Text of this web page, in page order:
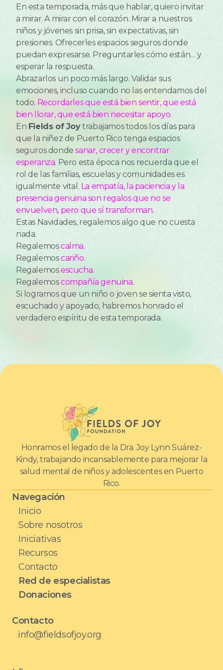
En esta temporada, más que hablar, quiero invitar
a mirar. A mirar con el corazón. Mirar a nuestros
niños y jóvenes sin prisa, sin expectativas, sin
presiones. Ofrecerles espacios seguros donde
puedan expresarse. Preguntarles cómo están… y
esperar la respuesta.
Abrazarlos un poco más largo. Validar sus
emociones, incluso cuando no las entendamos del
todo. Recordarles que está bien sentir, que está
bien llorar, que está bien necesitar apoyo.
En Fields of Joytrabajamos todos los días para
que la niñez de Puerto Rico tenga espacios
seguros dondesanar, crecer y encontrar
esperanza. Pero esta época nos recuerda que el
rol de las familias, escuelas y comunidades es
igualmente vital.La empatía, la paciencia y la
presencia genuina son regalos que no se
envuelven, pero que sí transforman.
Estas Navidades, regalemos algo que no cuesta
nada.
Regalemoscalma.
Regalemoscariño.
Regalemosescucha.
Regalemoscompañía genuina.
Si logramos que un niño o joven se sienta visto,
escuchado y apoyado, habremos honrado el
verdadero espíritu de esta temporada.
Honramos el legado de la Dra. Joy Lynn Suárez-
Kindy, trabajando incansablemente para mejorar la
salud mental de niños y adolescentes en Puerto
Rico.
Navegación
Inicio
Sobre nosotros
Iniciativas
Recursos
Contacto
Red de especialistas
Donaciones
Contacto
info@fieldsofjoy.org